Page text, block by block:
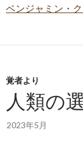
ベンジャミン・
覚者より
人類の
2023年5月